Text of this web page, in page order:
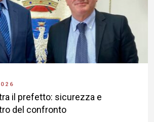
il prefetto: sicurezza e
del confronto